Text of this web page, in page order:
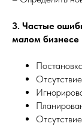
3. Частые
малом бизнесе